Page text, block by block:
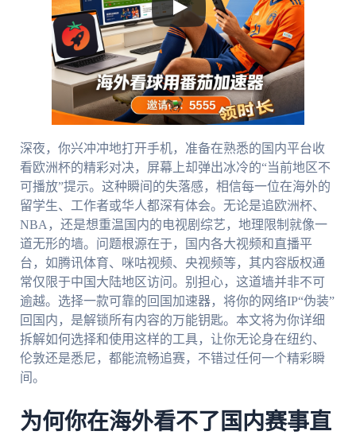
深夜，你兴冲冲地打开手机，准备在熟悉的国内平台收
看欧洲杯的精彩对决，屏幕上却弹出冰冷的“当前地区不
可播放”提示。这种瞬间的失落感，相信每一位在海外的
留学生、工作者或华人都深有体会。无论是追欧洲杯、
NBA，还是想重温国内的电视剧综艺，地理限制就像一
道无形的墙。问题根源在于，国内各大视频和直播平
台，如腾讯体育、咪咕视频、央视频等，其内容版权通
常仅限于中国大陆地区访问。别担心，这道墙并非不可
逾越。选择一款可靠的回国加速器，将你的网络IP“伪装”
回国内，是解锁所有内容的万能钥匙。本文将为你详细
拆解如何选择和使用这样的工具，让你无论身在纽约、
伦敦还是悉尼，都能流畅追赛，不错过任何一个精彩瞬
间。
为何你在海外看不了国内赛事直